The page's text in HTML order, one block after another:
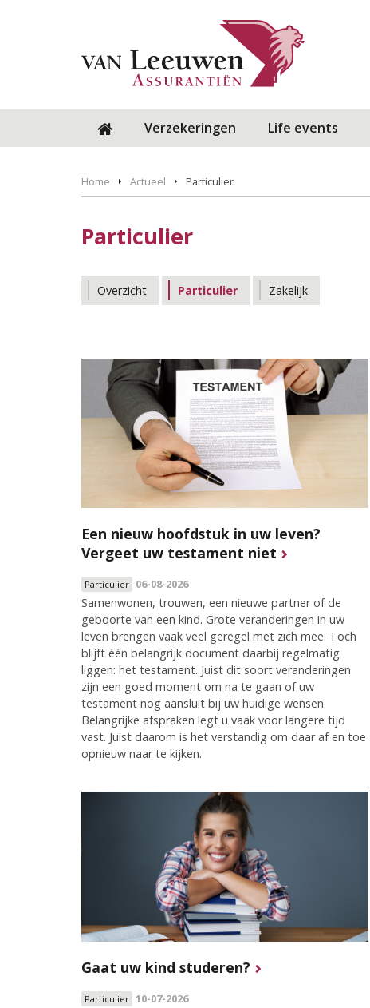
Verzekeringen Life events
Home Actueel Particulier
Particulier
Overzicht Particulier Zakelijk
Een nieuw hoofdstuk in uw leven?
Vergeet uw testament niet
Particulier 06-08-2026
Samenwonen, trouwen, een nieuwe partner of de
geboorte van een kind. Grote veranderingen in uw
leven brengen vaak veel geregel met zich mee. Toch
blijft één belangrijk document daarbij regelmatig
liggen: het testament. Juist dit soort veranderingen
zijn een goed moment om na te gaan of uw
testament nog aansluit bij uw huidige wensen.
Belangrijke afspraken legt u vaak voor langere tijd
vast. Juist daarom is het verstandig om daar af en toe
opnieuw naar te kijken.
Gaat uw kind studeren?
Particulier 10-07-2026